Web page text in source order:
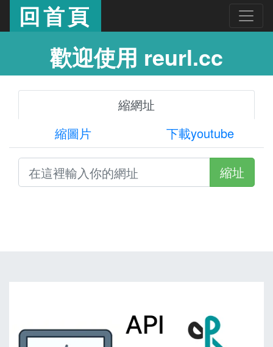
回首頁
歡迎使用 reurl.cc
縮網址
縮圖片
下載youtube
縮址